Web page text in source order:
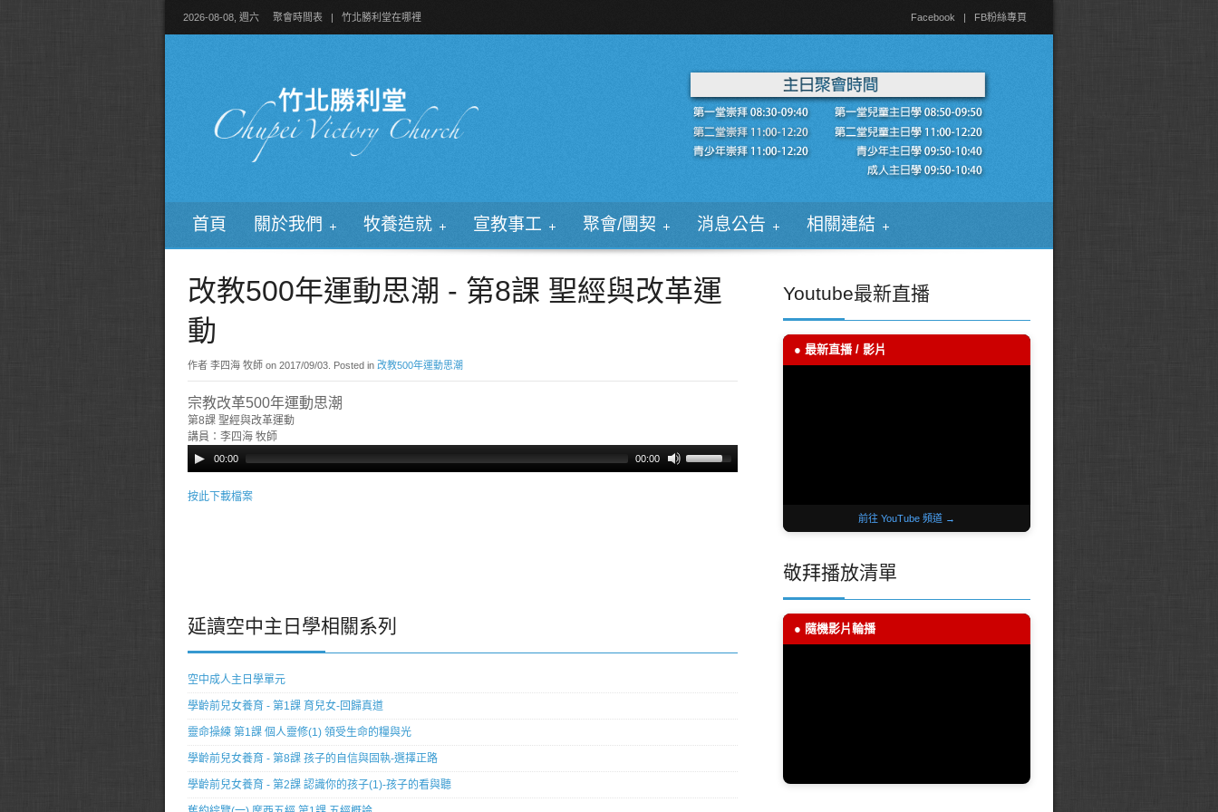
2026-08-08, 週六 聚會時間表 | 竹北勝利堂在哪裡 Facebook | FB粉絲專頁
首頁 關於我們 牧養造就 宣教事工 聚會/團契 消息公告 相關連結
改教500年運動思潮 - 第8課 聖經與改革運
動
作者 李四海 牧師 on 2017/09/03 . Posted in 改教500年運動思潮
宗教改革500年運動思潮
第8課 聖經與改革運動
講員：李四海 牧師
00:00 00:00
按此下載檔案
延讀空中主日學相關系列
空中成人主日學單元
學齡前兒女養育 - 第1課 育兒女-回歸真道
靈命操練 第1課 個人靈修(1) 領受生命的糧與光
學齡前兒女養育 - 第8課 孩子的自信與固執-選擇正路
學齡前兒女養育 - 第2課 認識你的孩子(1)-孩子的看與聽
Youtube最新直播
● 最新直播 / 影片
前往 YouTube 頻道 →
敬拜播放清單
● 隨機影片輪播